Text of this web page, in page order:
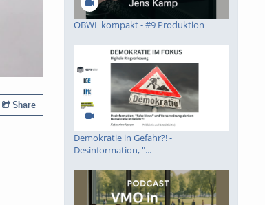
Share
ÖBWL kompakt - #9 Produktion
Demokratie in Gefahr?! -
Desinformation, "...